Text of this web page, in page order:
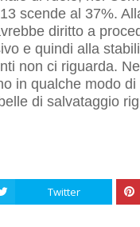
scende al 37%.
diritto a
e quindi alla
non ci riguarda.
in qualche modo
di salvataggio
Twitter